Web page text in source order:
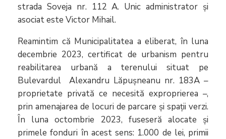
strada Soveja nr. 112 A. Unic administrator și
asociat este Victor Mihail.
Reamintim că Municipalitatea a eliberat, în luna
decembrie 2023, certificat de urbanism pentru
reabilitarea urbană a terenului situat pe
Bulevardul Alexandru Lăpușneanu nr. 183A –
proprietate privată ce necesită exproprierea –,
prin amenajarea de locuri de parcare și spații verzi.
În luna octombrie 2023, fuseseră alocate și
primele fonduri în acest sens: 1.000 de lei, primii